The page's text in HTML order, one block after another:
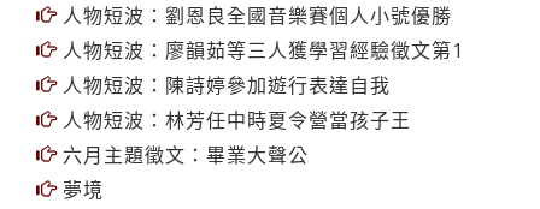
人物短波：劉恩良全國音樂賽個人小號優勝
人物短波：廖韻茹等三人獲學習經驗徵文第1
人物短波：陳詩婷參加遊行表達自我
人物短波：林芳任中時夏令營當孩子王
六月主題徵文：畢業大聲公
夢境